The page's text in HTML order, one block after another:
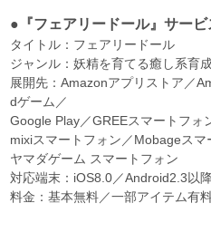
●『フェアリードール』サービ
タイトル：フェアリードール
ジャンル：妖精を育てる癒し系育
展開先：Amazonアプリストア／
dゲーム／
Google Play／GREEスマートフォ
mixiスマートフォン／Mobageスマ
ヤマダゲーム スマートフォン
対応端末：iOS8.0／Android2.3以
料金：基本無料／一部アイテム有